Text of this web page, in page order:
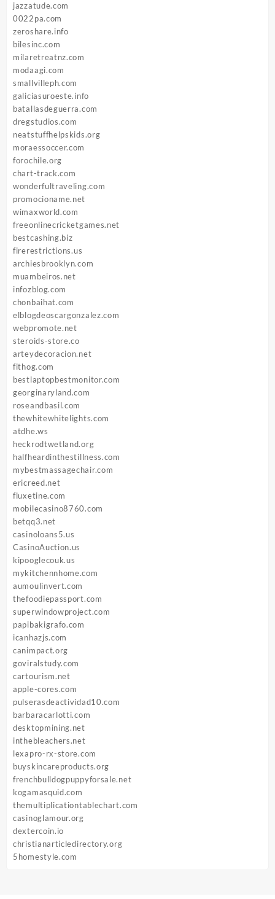
jazzatude.com
0022pa.com
zeroshare.info
bilesinc.com
milaretreatnz.com
modaagi.com
smallvilleph.com
galiciasuroeste.info
batallasdeguerra.com
dregstudios.com
neatstuffhelpskids.org
moraessoccer.com
forochile.org
chart-track.com
wonderfultraveling.com
promocioname.net
wimaxworld.com
freeonlinecricketgames.net
bestcashing.biz
firerestrictions.us
archiesbrooklyn.com
muambeiros.net
infozblog.com
chonbaihat.com
elblogdeoscargonzalez.com
webpromote.net
steroids-store.co
arteydecoracion.net
fithog.com
bestlaptopbestmonitor.com
georginaryland.com
roseandbasil.com
thewhitewhitelights.com
atdhe.ws
heckrodtwetland.org
halfheardinthestillness.com
mybestmassagechair.com
ericreed.net
fluxetine.com
mobilecasino8760.com
betqq3.net
casinoloans5.us
CasinoAuction.us
kipooglecouk.us
mykitchennhome.com
aumoulinvert.com
thefoodiepassport.com
superwindowproject.com
papibakigrafo.com
icanhazjs.com
canimpact.org
goviralstudy.com
cartourism.net
apple-cores.com
pulserasdeactividad10.com
barbaracarlotti.com
desktopmining.net
inthebleachers.net
lexapro-rx-store.com
buyskincareproducts.org
frenchbulldogpuppyforsale.net
kogamasquid.com
themultiplicationtablechart.com
casinoglamour.org
dextercoin.io
christianarticledirectory.org
5homestyle.com